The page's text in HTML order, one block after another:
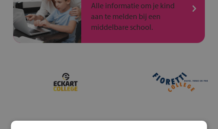
Alle informatie om je kind
aan te melden bij een
middelbare school.